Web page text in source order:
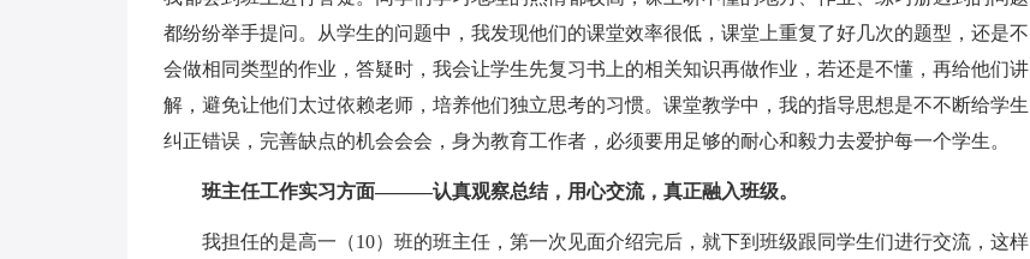
都纷纷举手提问。从学生的问题中，我发现他们的课堂效率很低，课堂上重复了好几次的题型，还是不
会做相同类型的作业，答疑时，我会让学生先复习书上的相关知识再做作业，若还是不懂，再给他们讲
解，避免让他们太过依赖老师，培养他们独立思考的习惯。课堂教学中，我的指导思想是不不断给学生
纠正错误，完善缺点的机会会会，身为教育工作者，必须要用足够的耐心和毅力去爱护每一个学生。
班主任工作实习方面———认真观察总结，用心交流，真正融入班级。
我担任的是高一（10）班的班主任，第一次见面介绍完后，就下到班级跟同学生们进行交流，这样